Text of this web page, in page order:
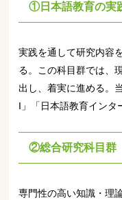
①日本語教育の実
実践を通して研究内容
る。この科目群では、
出し、着実に進める。
I」「日本語教育インタ
②総合研究科目群
専門性の高い知識・理